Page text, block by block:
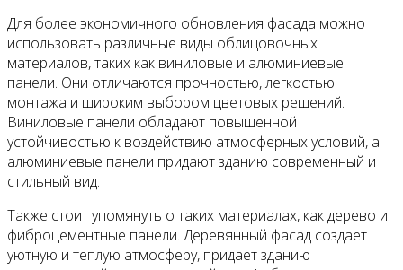
Для более экономичного обновления фасада можно
использовать различные виды облицовочных
материалов, таких как виниловые и алюминиевые
панели. Они отличаются прочностью, легкостью
монтажа и широким выбором цветовых решений.
Виниловые панели обладают повышенной
устойчивостью к воздействию атмосферных условий, а
алюминиевые панели придают зданию современный и
стильный вид.
Также стоит упомянуть о таких материалах, как дерево и
фиброцементные панели. Деревянный фасад создает
уютную и теплую атмосферу, придает зданию